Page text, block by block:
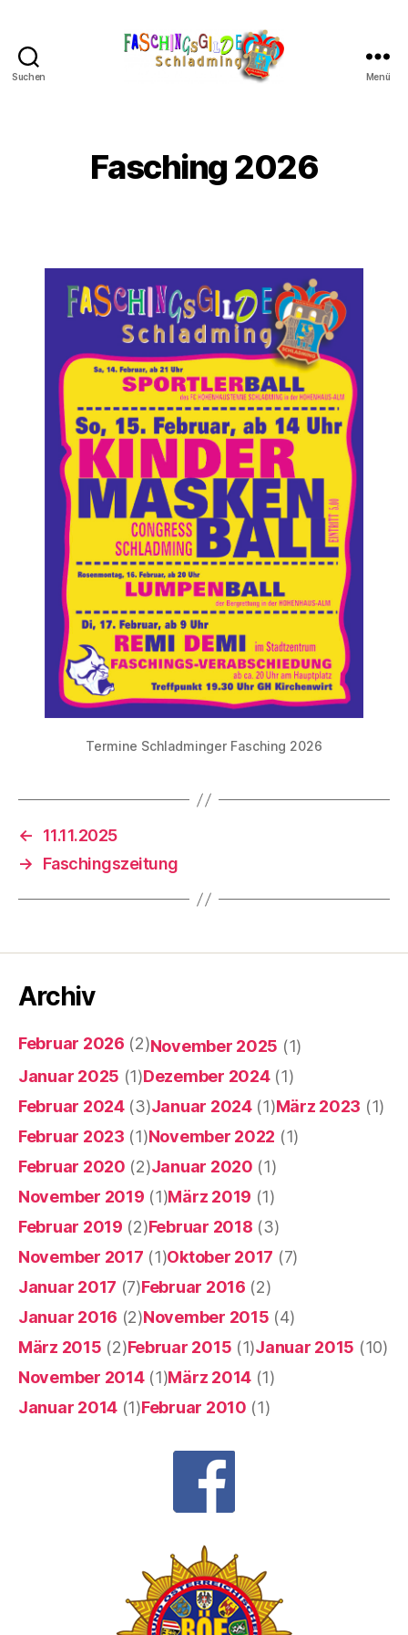
Suchen Menü
Fasching 2026
Termine Schladminger Fasching 2026
←
11.11.2025
→
Faschingszeitung
Archiv
Februar 2026 (2)November 2025 (1)
Januar 2025 (1)Dezember 2024(1)
Februar 2024(3)Januar 2024(1)März 2023 (1)
Februar 2023 (1)November 2022 (1)
Februar 2020 (2)Januar 2020 (1)
November 2019 (1)März 2019 (1)
Februar 2019 (2)Februar 2018 (3)
November 2017 (1)Oktober 2017 (7)
Januar 2017 (7)Februar 2016 (2)
Januar 2016 (2)November 2015 (4)
März 2015 (2)Februar 2015 (1)Januar 2015 (10)
November 2014(1)März 2014 (1)
Januar 2014 (1)Februar 2010 (1)